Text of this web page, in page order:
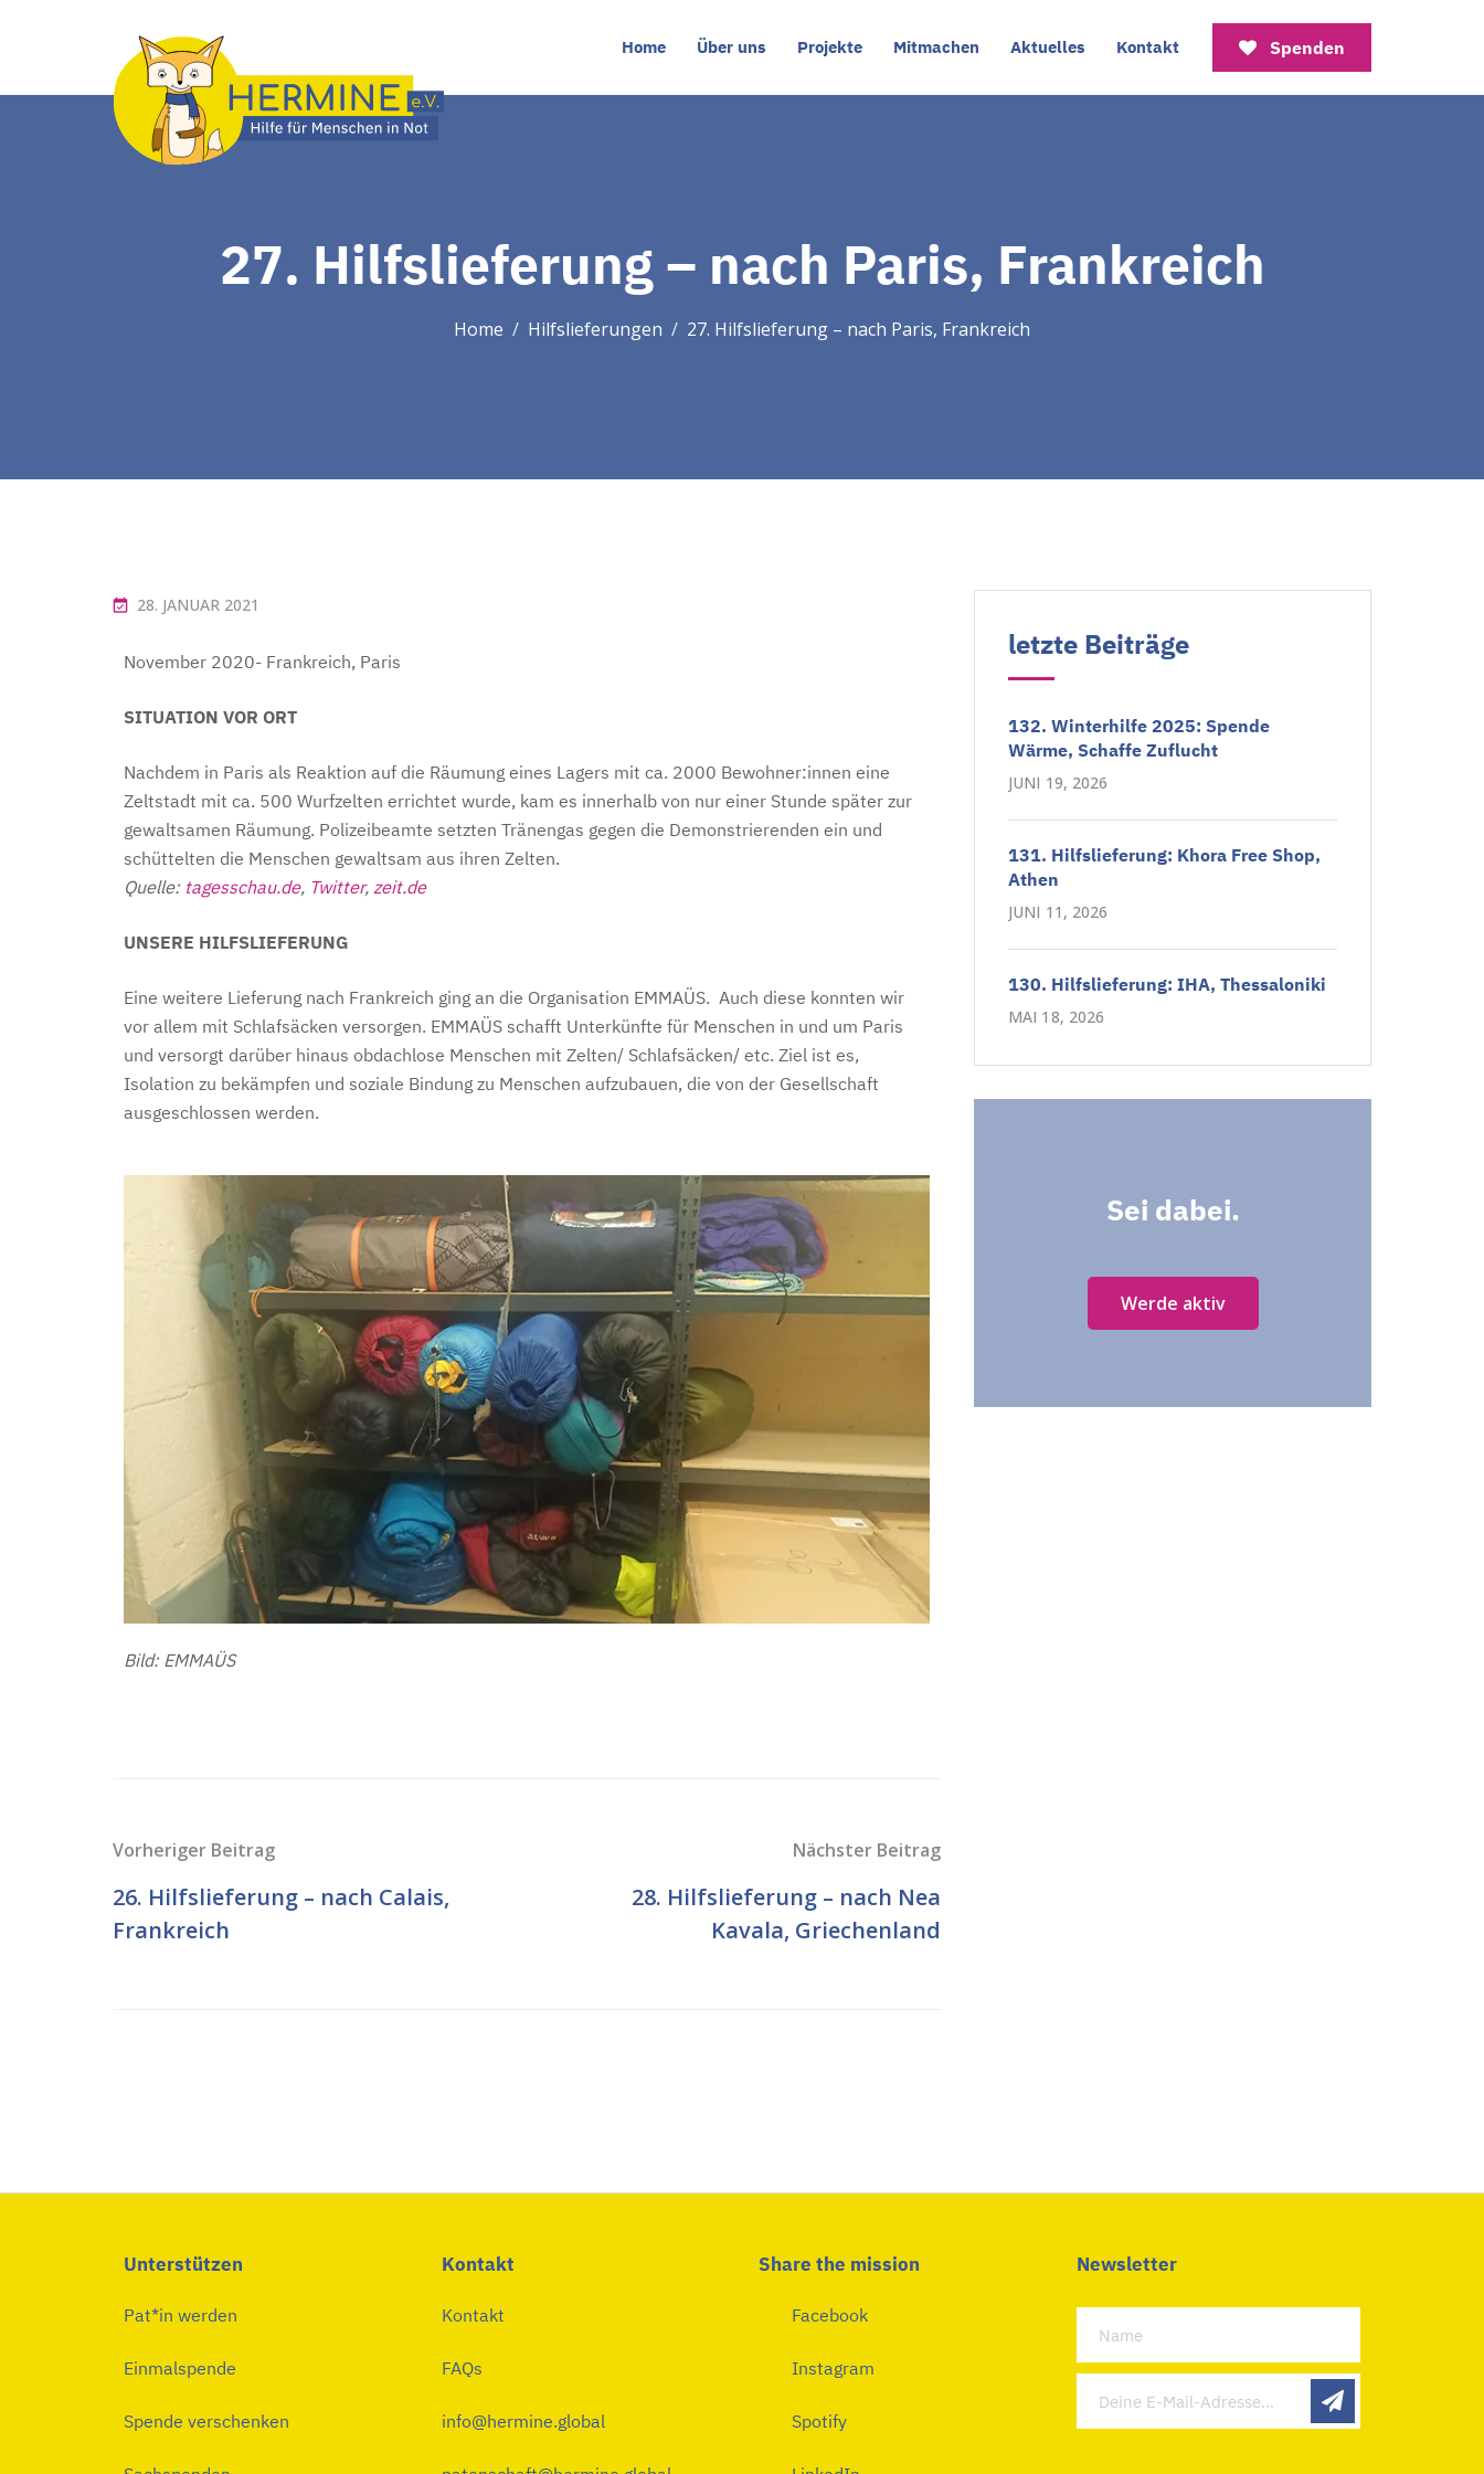
Spenden
Home Über uns Projekte Mitmachen Aktuelles Kontakt
27. Hilfslieferung – nach Paris, Frankreich
Home Hilfslieferungen 27. Hilfslieferung – nach Paris, Frankreich
28. JANUAR 2021
November 2020- Frankreich, Paris
SITUATION VOR ORT
Nachdem in Paris als Reaktion auf die Räumung eines Lagers mit ca. 2000 Bewohner:innen eine
Zeltstadt mit ca. 500 Wurfzelten errichtet wurde, kam es innerhalb von nur einer Stunde später zur
gewaltsamen Räumung. Polizeibeamte setzten Tränengas gegen die Demonstrierenden ein und
schüttelten die Menschen gewaltsam aus ihren Zelten.
Quelle: tagesschau.de, Twitter, zeit.de
UNSERE HILFSLIEFERUNG
Eine weitere Lieferung nach Frankreich ging an die Organisation EMMAÜS. Auch diese konnten wir
vor allem mit Schlafsäcken versorgen. EMMAÜS schafft Unterkünfte für Menschen in und um Paris
und versorgt darüber hinaus obdachlose Menschen mit Zelten/ Schlafsäcken/ etc. Ziel ist es,
Isolation zu bekämpfen und soziale Bindung zu Menschen aufzubauen, die von der Gesellschaft
ausgeschlossen werden.
Bild: EMMAÜS
Vorheriger Beitrag
26. Hilfslieferung – nach Calais,
Frankreich
Nächster Beitrag
28. Hilfslieferung – nach Nea
Kavala, Griechenland
letzte Beiträge
132. Winterhilfe 2025: Spende
Wärme, Schaffe Zuflucht
JUNI 19, 2026
131. Hilfslieferung: Khora Free Shop,
Athen
JUNI 11, 2026
130. Hilfslieferung: IHA, Thessaloniki
MAI 18, 2026
Sei dabei.
Werde aktiv
Unterstützen
Pat*in werden
Einmalspende
Spende verschenken
Kontakt
Kontakt
FAQs
info@hermine.global
Share the mission
Facebook
Instagram
Spotify
Newsletter